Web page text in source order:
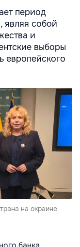
период
являя собой
и
выборы
европейского
на окраине